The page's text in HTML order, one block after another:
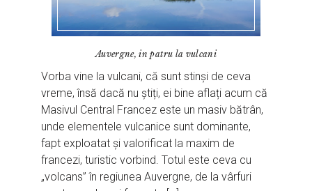
Auvergne, in patru la vulcani
Vorba vine la vulcani, că sunt stinși de ceva
vreme, însă dacă nu știți, ei bine aflați acum că
Masivul Central Francez este un masiv bătrân,
unde elementele vulcanice sunt dominante,
fapt exploatat și valorificat la maxim de
francezi, turistic vorbind. Totul este ceva cu
„volcans” în regiunea Auvergne, de la vârfuri